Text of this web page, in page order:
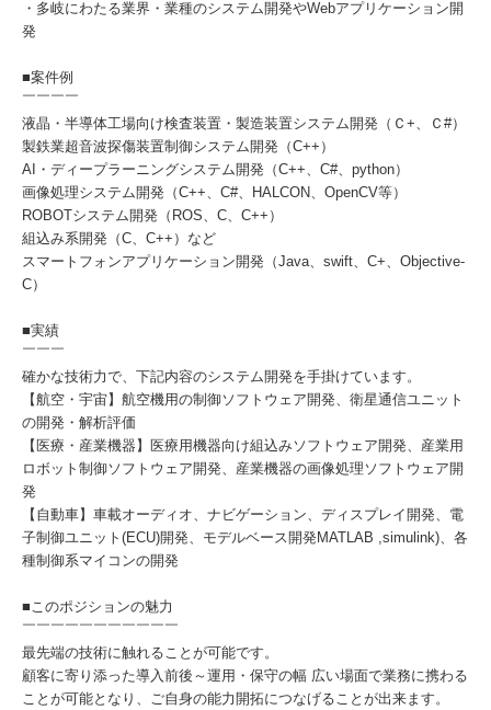
・多岐にわたる業界・業種のシステム開発やWebアプリケーション開
発
■案件例
￣￣￣￣
液晶・半導体工場向け検査装置・製造装置システム開発（Ｃ+、Ｃ#）
製鉄業超音波探傷装置制御システム開発（C++）
AI・ディープラーニングシステム開発（C++、C#、python）
画像処理システム開発（C++、C#、HALCON、OpenCV等）
ROBOTシステム開発（ROS、C、C++）
組込み系開発（C、C++）など
スマートフォンアプリケーション開発（Java、swift、C+、Objective-
C）
■実績
￣￣￣
確かな技術力で、下記内容のシステム開発を手掛けています。
【航空・宇宙】航空機用の制御ソフトウェア開発、衛星通信ユニット
の開発・解析評価
【医療・産業機器】医療用機器向け組込みソフトウェア開発、産業用
ロボット制御ソフトウェア開発、産業機器の画像処理ソフトウェア開
発
【自動車】車載オーディオ、ナビゲーション、ディスプレイ開発、電
子制御ユニット(ECU)開発、モデルベース開発MATLAB ,simulink)、各
種制御系マイコンの開発
■このポジションの魅力
￣￣￣￣￣￣￣￣￣￣￣
最先端の技術に触れることが可能です。
顧客に寄り添った導入前後～運用・保守の幅 広い場面で業務に携わる
ことが可能となり、ご自身の能力開拓につなげることが出来ます。